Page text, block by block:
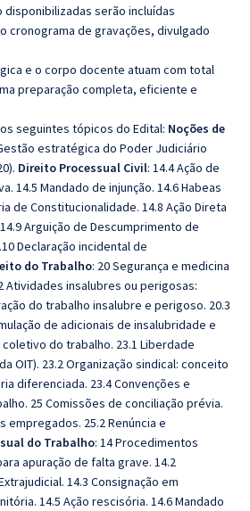
disponibilizadas serão incluídas
cronograma de gravações, divulgado
e o corpo docente atuam com total
preparação completa, eficiente e
seguintes tópicos do Edital: Noções de
estratégica do Poder Judiciário
Direito Processual Civil: 14.4 Ação de
14.5 Mandado de injunção. 14.6 Habeas
de Constitucionalidade. 14.8 Ação Direta
Arguição de Descumprimento de
Declaração incidental de
do Trabalho: 20 Segurança e medicina
Atividades insalubres ou perigosas:
do trabalho insalubre e perigoso. 20.3
de adicionais de insalubridade e
do trabalho. 23.1 Liberdade
OIT). 23.2 Organização sindical: conceito
diferenciada. 23.4 Convenções e
25 Comissões de conciliação prévia.
empregados. 25.2 Renúncia e
do Trabalho: 14 Procedimentos
apuração de falta grave. 14.2
14.3 Consignação em
14.5 Ação rescisória. 14.6 Mandado